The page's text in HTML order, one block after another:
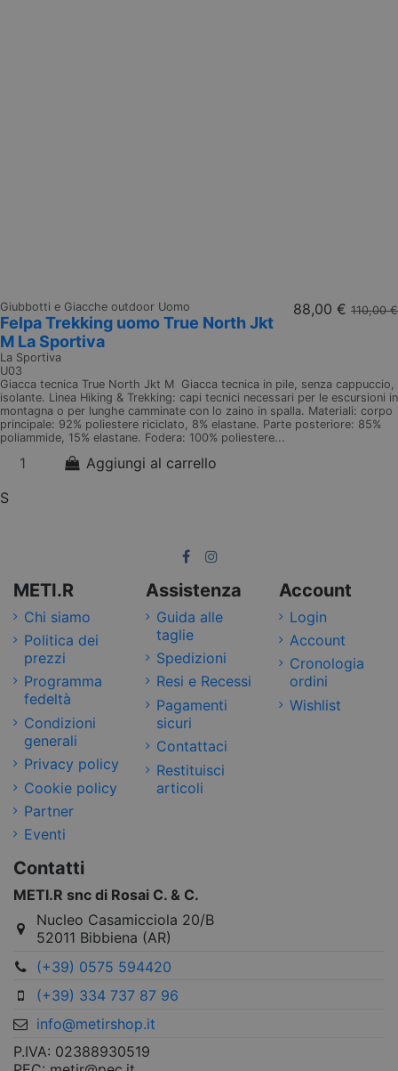
Giubbotti e Giacche outdoor Uomo
Felpa Trekking uomo True North Jkt
M La Sportiva
La Sportiva
U03
88,00 € 110,00 €
Giacca tecnica True North Jkt M Giacca tecnica in pile, senza cappuccio,
isolante. Linea Hiking & Trekking: capi tecnici necessari per le escursioni in
montagna o per lunghe camminate con lo zaino in spalla. Materiali: corpo
principale: 92% poliestere riciclato, 8% elastane. Parte posteriore: 85%
poliammide, 15% elastane. Fodera: 100% poliestere...
Aggiungi al carrello
S
METI.R
Chi siamo
Politica dei
prezzi
Programma
fedeltà
Condizioni
generali
Privacy policy
Cookie policy
Partner
Eventi
Assistenza
Guida alle
taglie
Spedizioni
Resi e Recessi
Pagamenti
sicuri
Contattaci
Restituisci
articoli
Account
Login
Account
Cronologia
ordini
Wishlist
Contatti
METI.R snc di Rosai C. & C.
Nucleo Casamicciola 20/B
52011 Bibbiena (AR)
(+39) 0575 594420
(+39) 334 737 87 96
info@metirshop.it
P.IVA: 02388930519